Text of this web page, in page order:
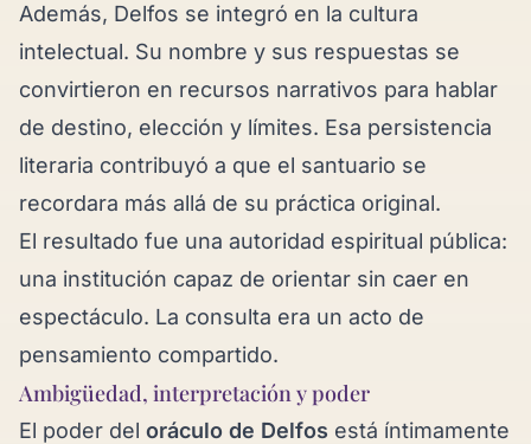
Además, Delfos se integró en la cultura
intelectual. Su nombre y sus respuestas se
convirtieron en recursos narrativos para hablar
de destino, elección y límites. Esa persistencia
literaria contribuyó a que el santuario se
recordara más allá de su práctica original.
El resultado fue una autoridad espiritual pública:
una institución capaz de orientar sin caer en
espectáculo. La consulta era un acto de
pensamiento compartido.
Ambigüedad, interpretación y poder
El poder del oráculo de Delfos está íntimamente